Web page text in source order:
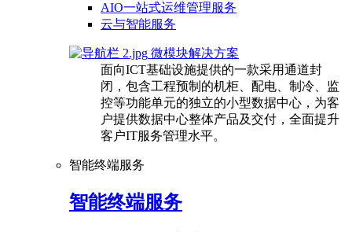
AIO一站式运维管理服务
云与智能服务
微模块解决方案
面向ICT基础设施提供的一款采用通道封
闭，包含工程预制的机柜、配电、制冷、监
控等功能单元的独立的小型数据中心，为客
户提供数据中心整体产品及交付，全面提升
客户IT服务管理水平。
智能终端服务
智能终端服务